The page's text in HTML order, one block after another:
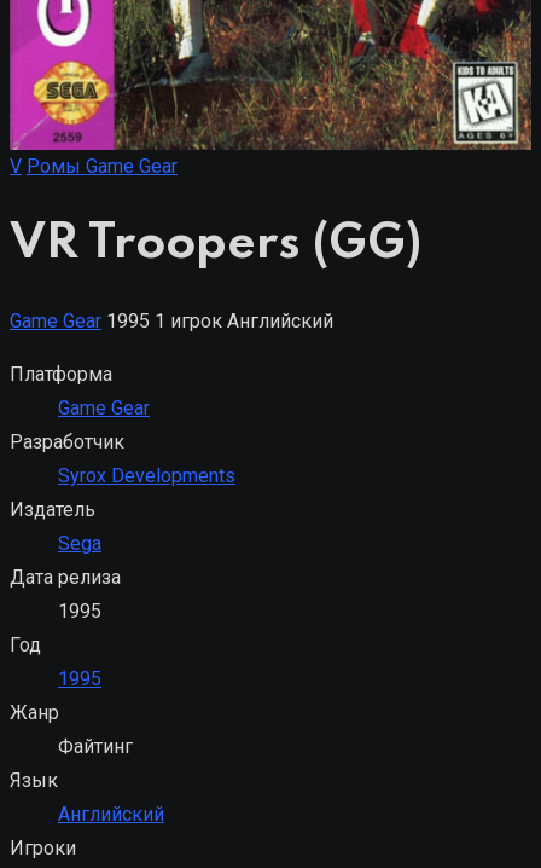
V Ромы Game Gear
VR Troopers (GG)
Game Gear 1995 1 игрок Английский
Платформа
Game Gear
Разработчик
Syrox Developments
Издатель
Sega
Дата релиза
1995
Год
1995
Жанр
Файтинг
Язык
Английский
Игроки